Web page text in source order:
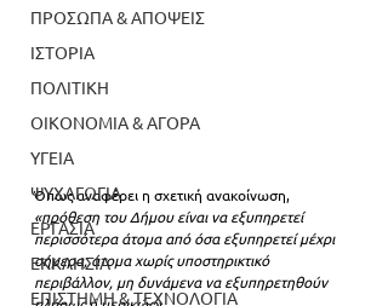
ΠΡΟΣΩΠΑ & ΑΠΟΨΕΙΣ
ΙΣΤΟΡΙΑ
ΠΟΛΙΤΙΚΗ
ΟΙΚΟΝΟΜΙΑ & ΑΓΟΡΑ
ΥΓΕΙΑ
ΨΥΧΑΓΩΓΙΑ
ΕΡΓΑΣΙΑ
ΕΚΚΛΗΣΙΑ
ΕΠΙΣΤΗΜΗ & ΤΕΧΝΟΛΟΓΙΑ
Όπως αναφέρει η σχετική ανακοίνωση,
«πρόθεση του Δήμου είναι να εξυπηρετεί
περισσότερα άτομα από όσα εξυπηρετεί μέχρι
σήμερα, άτομα χωρίς υποστηρικτικό
περιβάλλον, μη δυνάμενα να εξυπηρετηθούν